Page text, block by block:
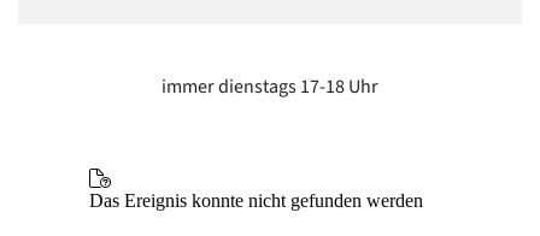
immer dienstags 17-18 Uhr